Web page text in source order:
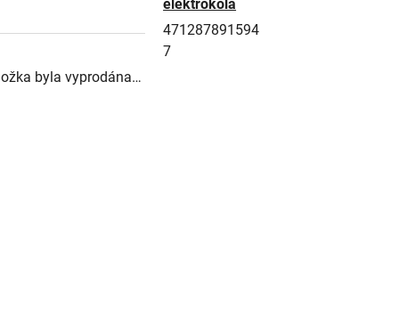
elektrokola
471287891594
7
byla vyprodána…